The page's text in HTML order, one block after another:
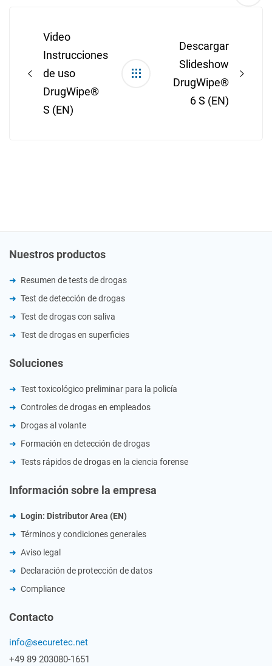
navigation
Video
Instrucciones
de uso
DrugWipe®
S (EN)
Descargar
Slideshow
DrugWipe®
6 S (EN)
Nuestros productos
Resumen de tests de drogas
Test de detección de drogas
Test de drogas con saliva
Test de drogas en superficies
Soluciones
Test toxicológico preliminar para la policía
Controles de drogas en empleados
Drogas al volante
Formación en detección de drogas
Tests rápidos de drogas en la ciencia forense
Información sobre la empresa
Login: Distributor Area (EN)
Términos y condiciones generales
Aviso legal
Declaración de protección de datos
Compliance
Contacto
info@securetec.net
+49 89 203080-1651